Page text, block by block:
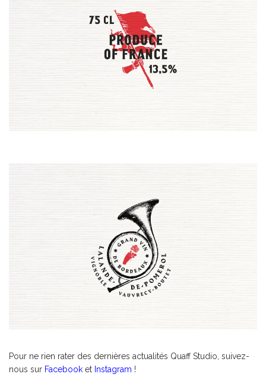
Pour ne rien rater des dernières actualités Quaff Studio, suivez-
nous sur Facebook et Instagram !